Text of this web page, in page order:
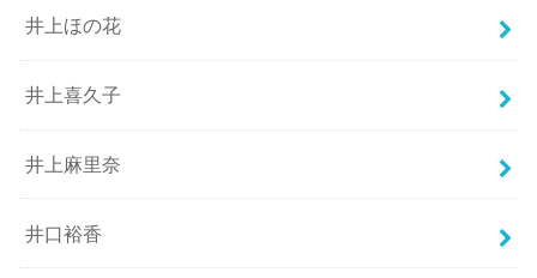
井上ほの花
井上喜久子
井上麻里奈
井口裕香